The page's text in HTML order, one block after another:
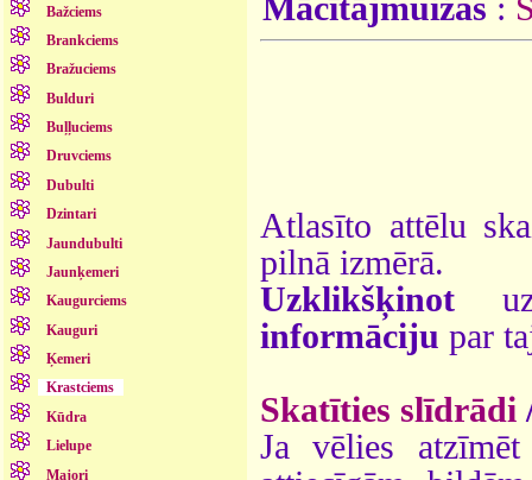
Bažciems
Brankciems
Bražuciems
Bulduri
Buļļuciems
Druvciems
Dubulti
Dzintari
Jaundubulti
Jaunķemeri
Kaugurciems
Kauguri
Ķemeri
Krastciems
Kūdra
Lielupe
Majori
Mācītājmuižas :
Atlasīto attēlu
pilnā izmērā.
Uzklikšķinot
informāciju par
Skatīties slīdrādi
Ja vēlies